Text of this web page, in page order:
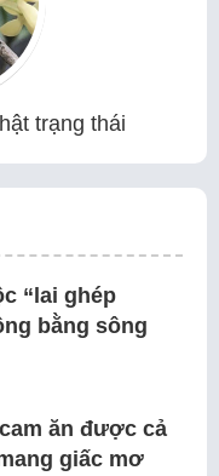
trạng thái
“lai ghép
bằng sông
ăn được cả
giấc mơ